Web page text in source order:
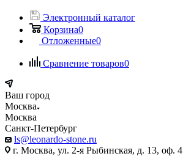
Электронный каталог
Корзина0
Отложенные0
Сравнение товаров0
Ваш город
Москва
Москва
Санкт-Петербург
ls@leonardo-stone.ru
г. Москва, ул. 2-я Рыбинская, д. 13, оф.